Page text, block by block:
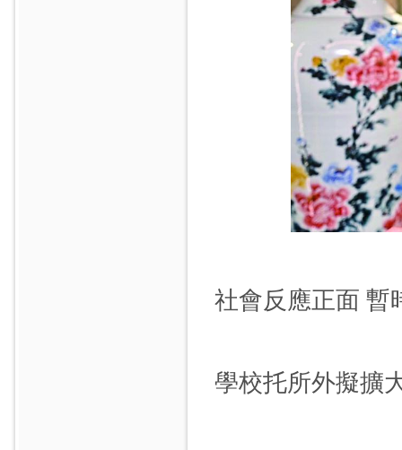
社會反應正面 暫
學校托所外擬擴